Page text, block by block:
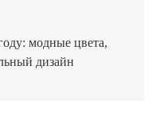
модные цвета,
дизайн